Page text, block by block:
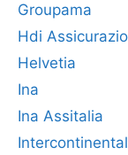
Groupama
Hdi
Helvetia
Ina
Ina Assitalia